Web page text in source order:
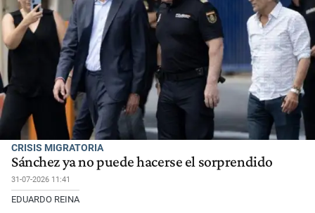
CRISIS MIGRATORIA
Sánchez ya no puede hacerse el sorprendido
31-07-2026 11:41
EDUARDO REINA